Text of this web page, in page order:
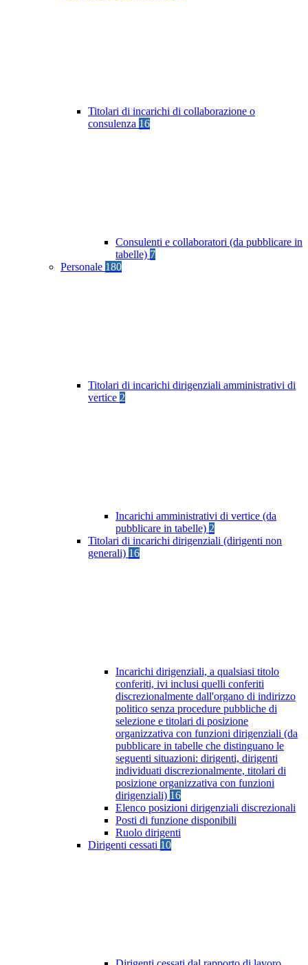
Titolari di incarichi di collaborazione o
consulenza 16
Consulenti e collaboratori (da pubblicare in
tabelle) 7
Personale 180
Titolari di incarichi dirigenziali amministrativi di
vertice 2
Incarichi amministrativi di vertice (da
pubblicare in tabelle) 2
Titolari di incarichi dirigenziali (dirigenti non
generali) 16
Incarichi dirigenziali, a qualsiasi titolo
conferiti, ivi inclusi quelli conferiti
discrezionalmente dall'organo di indirizzo
politico senza procedure pubbliche di
selezione e titolari di posizione
organizzativa con funzioni dirigenziali (da
pubblicare in tabelle che distinguano le
seguenti situazioni: dirigenti, dirigenti
individuati discrezionalmente, titolari di
posizione organizzativa con funzioni
dirigenziali) 16
Elenco posizioni dirigenziali discrezionali
Posti di funzione disponibili
Ruolo dirigenti
Dirigenti cessati 10